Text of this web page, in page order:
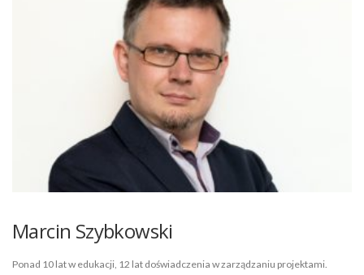
Marcin Szybkowski
Ponad 10 lat w edukacji, 12 lat doświadczenia w zarządzaniu projektami.